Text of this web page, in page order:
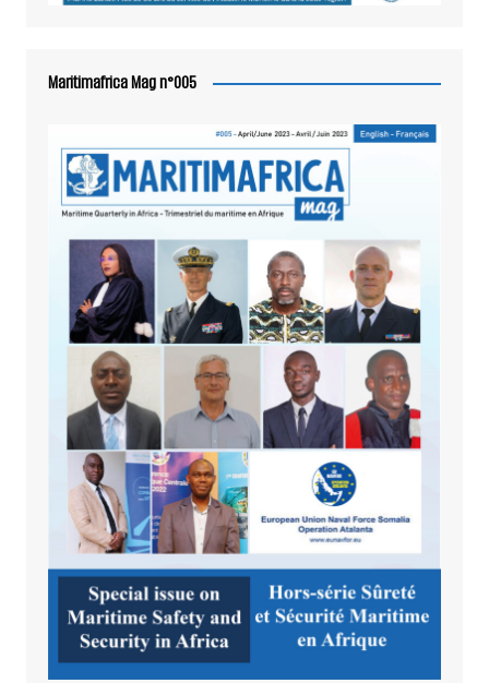
Maritimafrica Mag n°005